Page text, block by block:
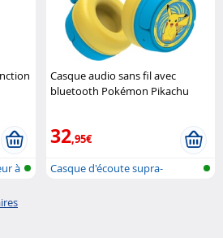
à
Casque audio sans fil avec
bluetooth Pokémon Pikachu
32,95€
Casque d'écoute supra-